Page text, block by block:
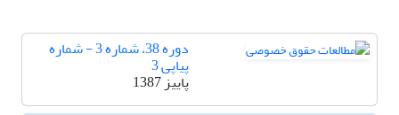
دوره 38، شماره 3 - شماره
پیاپی 3
پاییز 1387